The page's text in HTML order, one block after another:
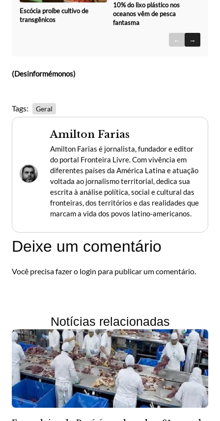
Escócia proíbe cultivo de
transgênicos
10% do lixo plástico nos
oceanos vêm de pesca
fantasma
← →
(Desinformémonos)
Tags: Geral
Amilton Farias
Amilton Farias é jornalista, fundador e editor
do portal Fronteira Livre. Com vivência em
diferentes países da América Latina e atuação
voltada ao jornalismo territorial, dedica sua
escrita à análise política, social e cultural das
fronteiras, dos territórios e das realidades que
marcam a vida dos povos latino-americanos.
Deixe um comentário
Você precisa fazer o login para publicar um comentário.
Notícias relacionadas